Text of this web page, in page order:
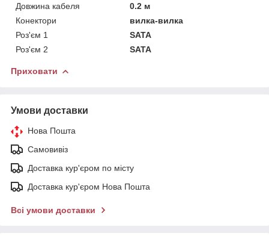
Довжина кабеля
0.2 м
Конектори
вилка-вилка
Роз'єм 1
SATA
Роз'єм 2
SATA
Приховати
Умови доставки
Нова Пошта
Самовивіз
Доставка кур'єром по місту
Доставка кур'єром Нова Пошта
Всі умови доставки